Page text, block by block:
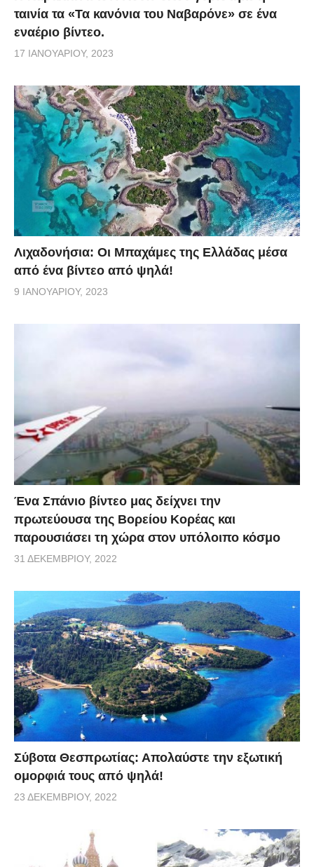
ταινία τα «Τα κανόνια του Ναβαρόνε» σε ένα
εναέριο βίντεο.
17 ΙΑΝΟΥΑΡΊΟΥ, 2023
Λιχαδονήσια: Οι Μπαχάμες της Ελλάδας μέσα
από ένα βίντεο από ψηλά!
9 ΙΑΝΟΥΑΡΊΟΥ, 2023
Ένα Σπάνιο βίντεο μας δείχνει την
πρωτεύουσα της Βορείου Κορέας και
παρουσιάσει τη χώρα στον υπόλοιπο κόσμο
31 ΔΕΚΕΜΒΡΊΟΥ, 2022
Σύβοτα Θεσπρωτίας: Απολαύστε την εξωτική
ομορφιά τους από ψηλά!
23 ΔΕΚΕΜΒΡΊΟΥ, 2022